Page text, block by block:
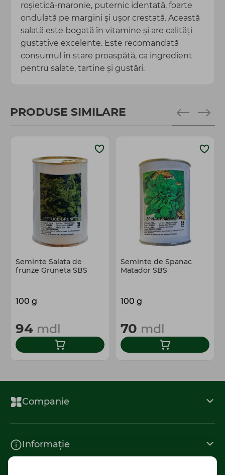
roșietică-maronie, puternic identată, foarte
ondulată pe margini și ușor crestată. Această
salată este bogată în vitamine și are calități
gustative excelente. Este recomandată
consumul în stare proaspătă, ca ingredient
pentru salate, tartine și gustări.
PRODUSE SIMILARE
Semințe Salata de
frunze Gruneta SBS
100 g
94 mdl
Semințe de Spanac
Matador SBS
100 g
70 mdl
Companie
Informație